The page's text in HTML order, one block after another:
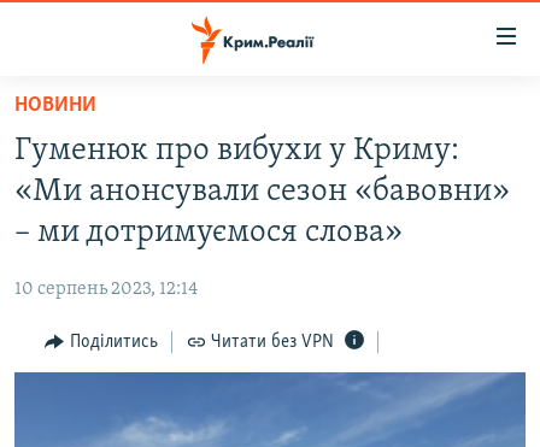
Перейти
основного
матеріалу
основної
навігації
Перейти
до
ВОДА.КРИМ
БЛОГИ
ПОГЛЯД
ВСЕ ЗА ДЕНЬ
НОВИНИ
Гуменюк про вибухи у Криму:
«Ми анонсували сезон «бавовни»
– ми дотримуємося слова»
10 серпень 2023, 12:14
Поділитись Читати без VPN